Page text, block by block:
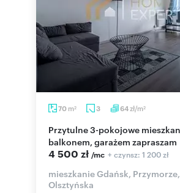
70 m2 3 64zł/m2
Przytulne 3-pokojowe mieszkanie z
balkonem, garażem zapraszam
4 500 zł /mc + czynsz: 1 200 zł
mieszkanie Gdańsk, Przymorze,
Olsztyńska